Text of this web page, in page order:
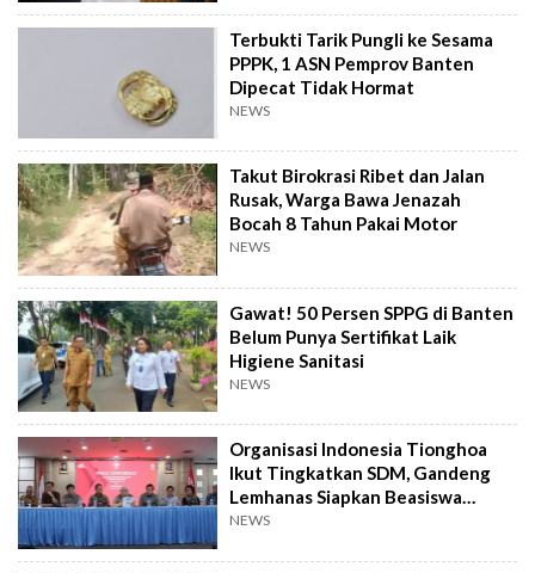
Terbukti Tarik Pungli ke Sesama
PPPK, 1 ASN Pemprov Banten
Dipecat Tidak Hormat
NEWS
Takut Birokrasi Ribet dan Jalan
Rusak, Warga Bawa Jenazah
Bocah 8 Tahun Pakai Motor
NEWS
Gawat! 50 Persen SPPG di Banten
Belum Punya Sertifikat Laik
Higiene Sanitasi
NEWS
Organisasi Indonesia Tionghoa
Ikut Tingkatkan SDM, Gandeng
Lemhanas Siapkan Beasiswa
Hingga S3
NEWS